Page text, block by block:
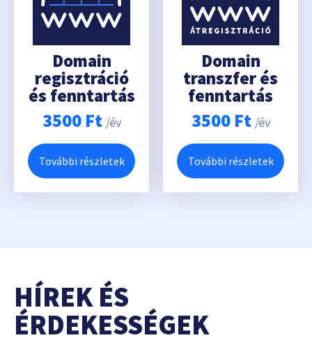
Domain
regisztráció
és fenntartás
3500 Ft /év
További részletek
Domain
transzfer és
fenntartás
3500 Ft /év
További részletek
HÍREK ÉS
ÉRDEKESSÉGEK